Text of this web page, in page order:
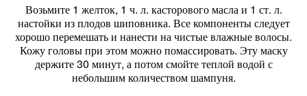
Возьмите 1 желток, 1 ч. л. касторового масла и 1 ст. л.
настойки из плодов шиповника. Все компоненты следует
хорошо перемешать и нанести на чистые влажные волосы.
Кожу головы при этом можно помассировать. Эту маску
держите 30 минут, а потом смойте теплой водой с
небольшим количеством шампуня.